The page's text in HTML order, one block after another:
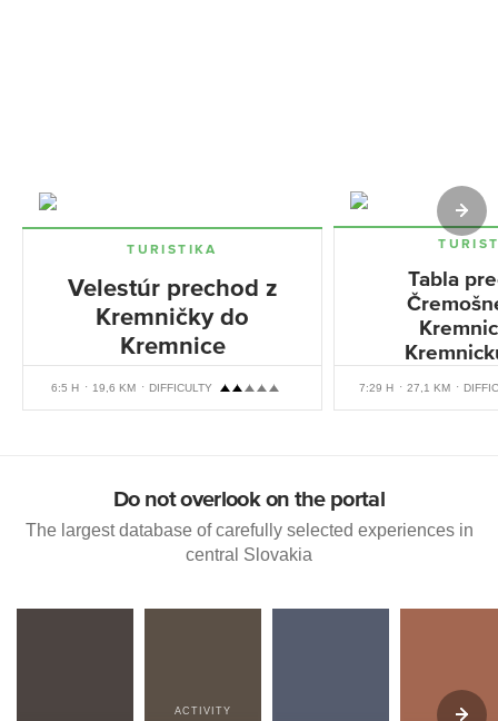
TURISTIKA
Velestúr prechod z
Kremničky do
Kremnice
6:5 H 19,6 KM DIFFICULTY
Tabla
7:29 H 27,1 KM
Do not overlook on the portal
The largest database of carefully selected experiences in
central Slovakia
ACTIVITY